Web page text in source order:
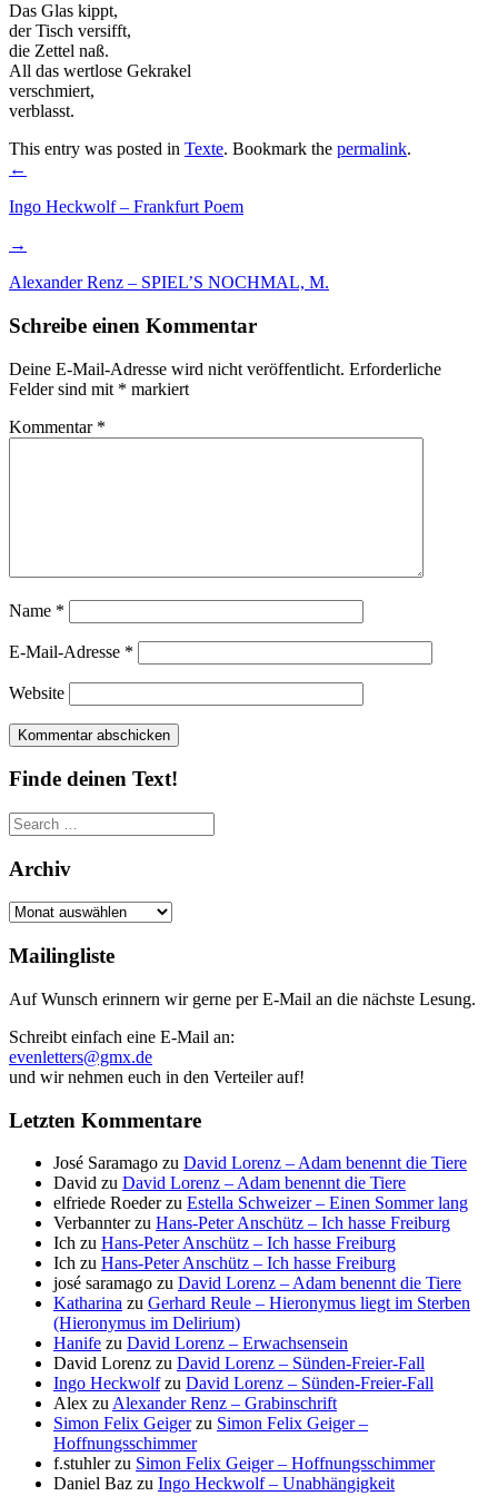
Das Glas kippt,
der Tisch versifft,
die Zettel naß.
All das wertlose Gekrakel
verschmiert,
verblasst.
This entry was posted in Texte. Bookmark the permalink.
Post
←
Ingo Heckwolf – Frankfurt Poem
→
Alexander Renz – SPIEL’S NOCHMAL, M.
Schreibe einen Kommentar
Deine E-Mail-Adresse wird nicht veröffentlicht. Erforderliche
Felder sind mit * markiert
Kommentar *
Name *
E-Mail-Adresse *
Website
Finde deinen Text!
Search
for:
Archiv
Archiv
Mailingliste
Auf Wunsch erinnern wir gerne per E-Mail an die nächste Lesung.
Schreibt einfach eine E-Mail an:
evenletters@gmx.de
und wir nehmen euch in den Verteiler auf!
Letzten Kommentare
José Saramago zu David Lorenz – Adam benennt die Tiere
David zu David Lorenz – Adam benennt die Tiere
elfriede Roederzu Estella Schweizer – Einen Sommer lang
Verbannterzu Hans-Peter Anschütz – Ich hasse Freiburg
Ich zu Hans-Peter Anschütz – Ich hasse Freiburg
Ich zu Hans-Peter Anschütz – Ich hasse Freiburg
josé saramago zu David Lorenz – Adam benennt die Tiere
Katharina zu Gerhard Reule – Hieronymus liegt im Sterben
(Hieronymus im Delirium)
Hanife zu David Lorenz – Erwachsensein
David Lorenz zu David Lorenz – Sünden-Freier-Fall
Ingo Heckwolfzu David Lorenz – Sünden-Freier-Fall
Alex zu Alexander Renz – Grabinschrift
Simon Felix Geigerzu Simon Felix Geiger –
Hoffnungsschimmer
f.stuhlerzu Simon Felix Geiger – Hoffnungsschimmer
Daniel Baz zu Ingo Heckwolf – Unabhängigkeit